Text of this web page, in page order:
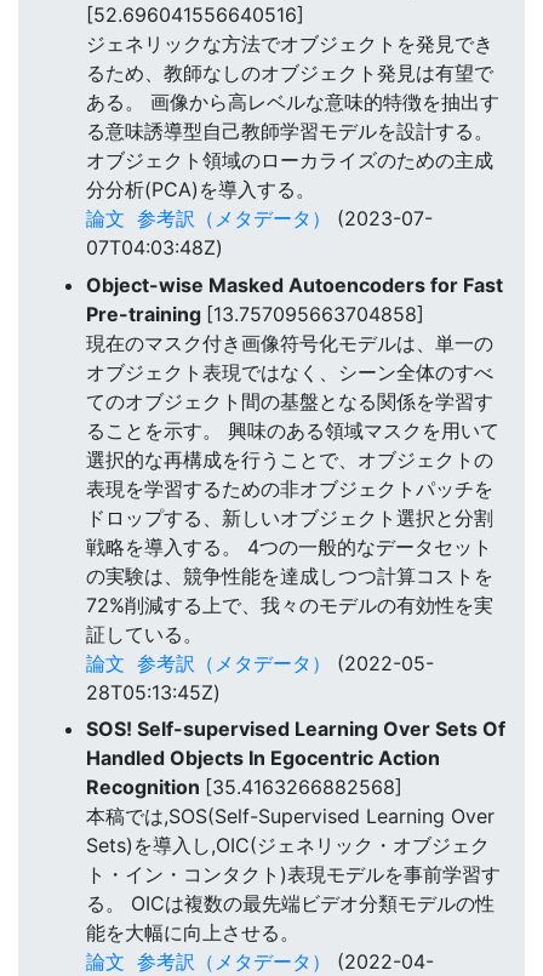
[52.696041556640516]
ジェネリックな方法でオブジェクトを発見でき
るため、教師なしのオブジェクト発見は有望で
ある。 画像から高レベルな意味的特徴を抽出す
る意味誘導型自己教師学習モデルを設計する。
オブジェクト領域のローカライズのための主成
分分析(PCA)を導入する。
論文 参考訳（メタデータ）
(2023-07-
07T04:03:48Z)
Object-wise Masked Autoencoders for Fast
Pre-training [13.757095663704858]
現在のマスク付き画像符号化モデルは、単一の
オブジェクト表現ではなく、シーン全体のすべ
てのオブジェクト間の基盤となる関係を学習す
ることを示す。 興味のある領域マスクを用いて
選択的な再構成を行うことで、オブジェクトの
表現を学習するための非オブジェクトパッチを
ドロップする、新しいオブジェクト選択と分割
戦略を導入する。 4つの一般的なデータセット
の実験は、競争性能を達成しつつ計算コストを
72%削減する上で、我々のモデルの有効性を実
証している。
論文 参考訳（メタデータ）
(2022-05-
28T05:13:45Z)
SOS! Self-supervised Learning Over Sets Of
Handled Objects In Egocentric Action
Recognition [35.4163266882568]
本稿では,SOS(Self-Supervised Learning Over
Sets)を導入し,OIC(ジェネリック・オブジェク
ト・イン・コンタクト)表現モデルを事前学習す
る。 OICは複数の最先端ビデオ分類モデルの性
能を大幅に向上させる。
論文 参考訳（メタデータ）
(2022-04-